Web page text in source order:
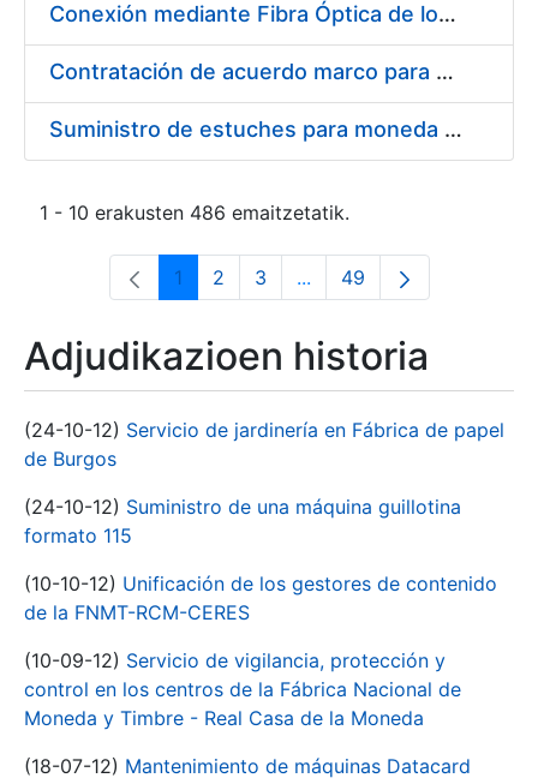
Conexión mediante Fibra Óptica de los Centros de Proceso de Datos (CPDs) de las sedes de la FNMT-RCM de Burgos y Madrid
Contratación de acuerdo marco para el Suministro de Material de Electricidad para la Fábrica Nacional de Moneda y Timbre-Real Casa de la Moneda en su centro de trabajo de Burgos
Suministro de estuches para moneda de 30 €
1 - 10 erakusten 486 emaitzetatik.
Orrialdea
1 Orrialdea
2 Orrialdea
3 ...Intermediate Pages Use
Orrialdea
49
Adjudikazioen historia
(24-10-12) Servicio de jardinería en Fábrica de papel
de Burgos
(24-10-12) Suministro de una máquina guillotina
formato 115
(10-10-12) Unificación de los gestores de contenido
de la FNMT-RCM-CERES
(10-09-12) Servicio de vigilancia, protección y
control en los centros de la Fábrica Nacional de
Moneda y Timbre - Real Casa de la Moneda
(18-07-12) Mantenimiento de máquinas Datacard